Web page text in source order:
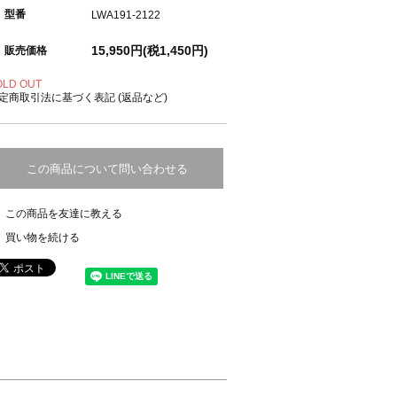
型番 LWA191-2122
販売価格 15,950円(税1,450円)
OUT
商取引法に基づく表記 (返品など)
この商品について問い合わせる
この商品を友達に教える
買い物を続ける